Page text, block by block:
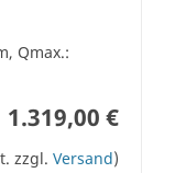
Qmax.:
1.319,00 €
zzgl. Versand)